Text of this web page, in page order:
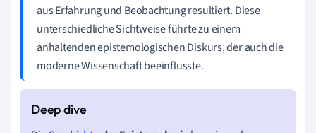
aus Erfahrung und Beobachtung resultiert. Diese
unterschiedliche Sichtweise führte zu einem
anhaltenden epistemologischen Diskurs, der auch die
moderne Wissenschaft beeinflusste.